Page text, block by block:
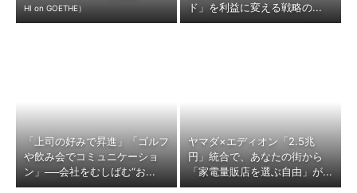
HI on GOETHE）
ド」を利益に変える戦略の...
「上司の好みで昇進」「ゴルフ
や飲み会でコミュニケーショ
ン」──会社をむしばむ“お...
ヤマダ×エディオン「2.5兆
円」統合で、あなたの街から
「家電量販店を選ぶ自由」が...